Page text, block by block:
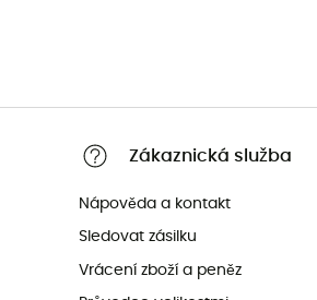
Zákaznická služba
Nápověda a kontakt
Sledovat zásilku
Vrácení zboží a peněz